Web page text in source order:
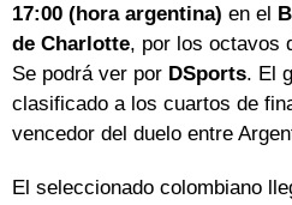
17:00 (hora argentina) en el
de Charlotte, por los octavos
Se podrá ver por DSports. El
clasificado a los cuartos de
vencedor del duelo entre
El seleccionado colombiano